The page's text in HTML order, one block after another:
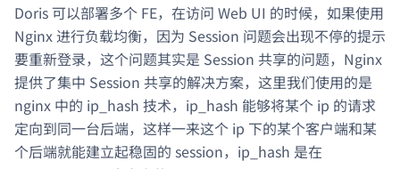
Doris 可以部署多个 FE，在访问 Web UI 的时候，如果使用
Nginx 进行负载均衡，因为 Session 问题会出现不停的提示
要重新登录，这个问题其实是 Session 共享的问题，Nginx
提供了集中 Session 共享的解决方案，这里我们使用的是
nginx 中的 ip_hash 技术，ip_hash 能够将某个 ip 的请求
定向到同一台后端，这样一来这个 ip 下的某个客户端和某
个后端就能建立起稳固的 session，ip_hash 是在